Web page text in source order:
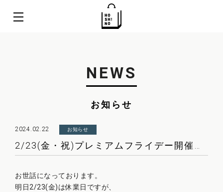
NEWS
お知らせ
2024.02.22 お知らせ
2/23(金・祝)プレミアムフライデー開催のお知らせ
お世話になっております。
明日2/23(金)は休業日ですが、